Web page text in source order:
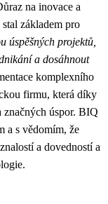
na inovace a
základem pro
úspěšných projektů,
a dosáhnout
komplexního
firmu, která díky
značných úspor. BIQ
a s vědomím, že
a dovedností a